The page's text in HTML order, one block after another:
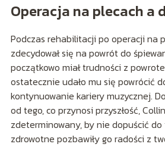
Operacja na plecach a
Podczas rehabilitacji po operacji na
zdecydował się na powrót do
początkowo miał trudności z
ostatecznie udało mu się powrócić
kontynuowanie kariery muzycznej.
od tego, co przynosi przyszłość,
zdeterminowany, by nie dopuścić
zdrowotne pozbawiły go radości z